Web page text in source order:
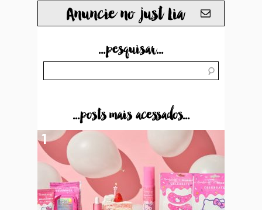
Anuncie no just Lia
...pesquisar...
...posts mais acessados...
1